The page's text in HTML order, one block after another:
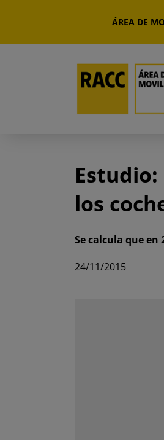
ÁREA DE
los
Se calcula que
24/11/2015